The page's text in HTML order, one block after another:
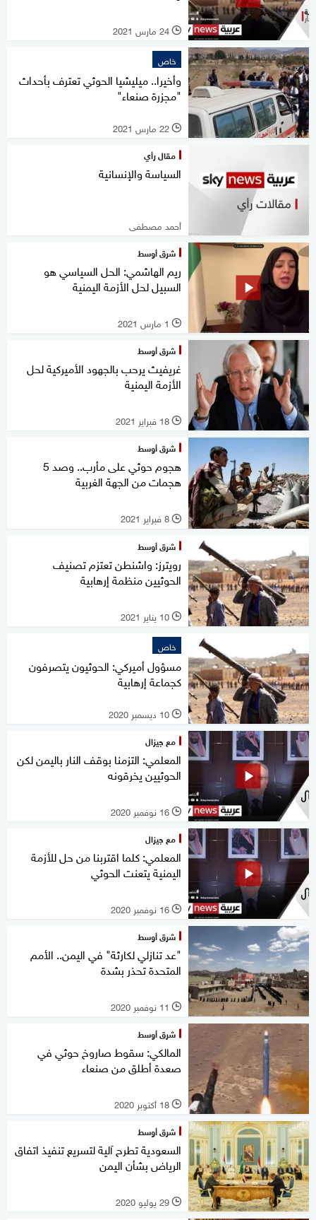
l 24 مارس 2021
خاص
وأخيرا.. ميليشيا الحوثي تعترف بأحداث
"مجزرة صنعاء"
l 22 مارس 2021
مقال رأي
السياسة والإنسانية
أحمد مصطفى
شرق أوسط
ريم الهاشمي: الحل السياسي هو
السبيل لحل الأزمة اليمنية
l 1 مارس 2021
شرق أوسط
غريفيث يرحب بالجهود الأميركية لحل
الأزمة اليمنية
l 18 فبراير 2021
شرق أوسط
هجوم حوثي على مأرب.. وصد 5
هجمات من الجهة الغربية
l 8 فبراير 2021
شرق أوسط
رويترز: واشنطن تعتزم تصنيف
الحوثيين منظمة إرهابية
l 10 يناير 2021
خاص
مسؤول أميركي: الحوثيون يتصرفون
كجماعة إرهابية
l 10 ديسمبر 2020
مع جيزال
المعلمي: التزمنا بوقف النار باليمن لكن
الحوثيين يخرقونه
l 16 نوفمبر 2020
مع جيزال
المعلمي: كلما اقتربنا من حل للأزمة
اليمنية يتعنت الحوثي
l 16 نوفمبر 2020
شرق أوسط
"عد تنازلي لكارثة" في اليمن.. الأمم
المتحدة تحذر بشدة
l 11 نوفمبر 2020
شرق أوسط
المالكي: سقوط صاروخ حوثي في
صعدة أطلق من صنعاء
l 18 أكتوبر 2020
شرق أوسط
السعودية تطرح آلية لتسريع تنفيذ اتفاق
الرياض بشأن اليمن
l 29 يوليو 2020